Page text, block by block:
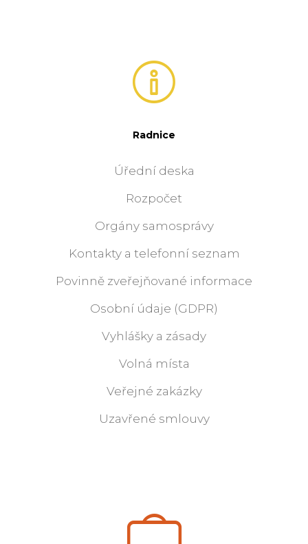
Radnice
Úřední deska
Rozpočet
Orgány samosprávy
Kontakty a telefonní seznam
Povinně zveřejňované informace
Osobní údaje (GDPR)
Vyhlášky a zásady
Volná místa
Veřejné zakázky
Uzavřené smlouvy